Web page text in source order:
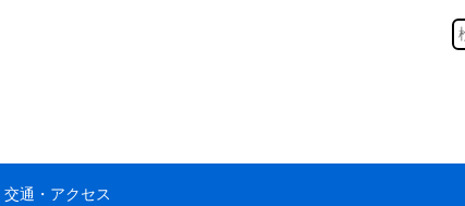
交通・アクセス